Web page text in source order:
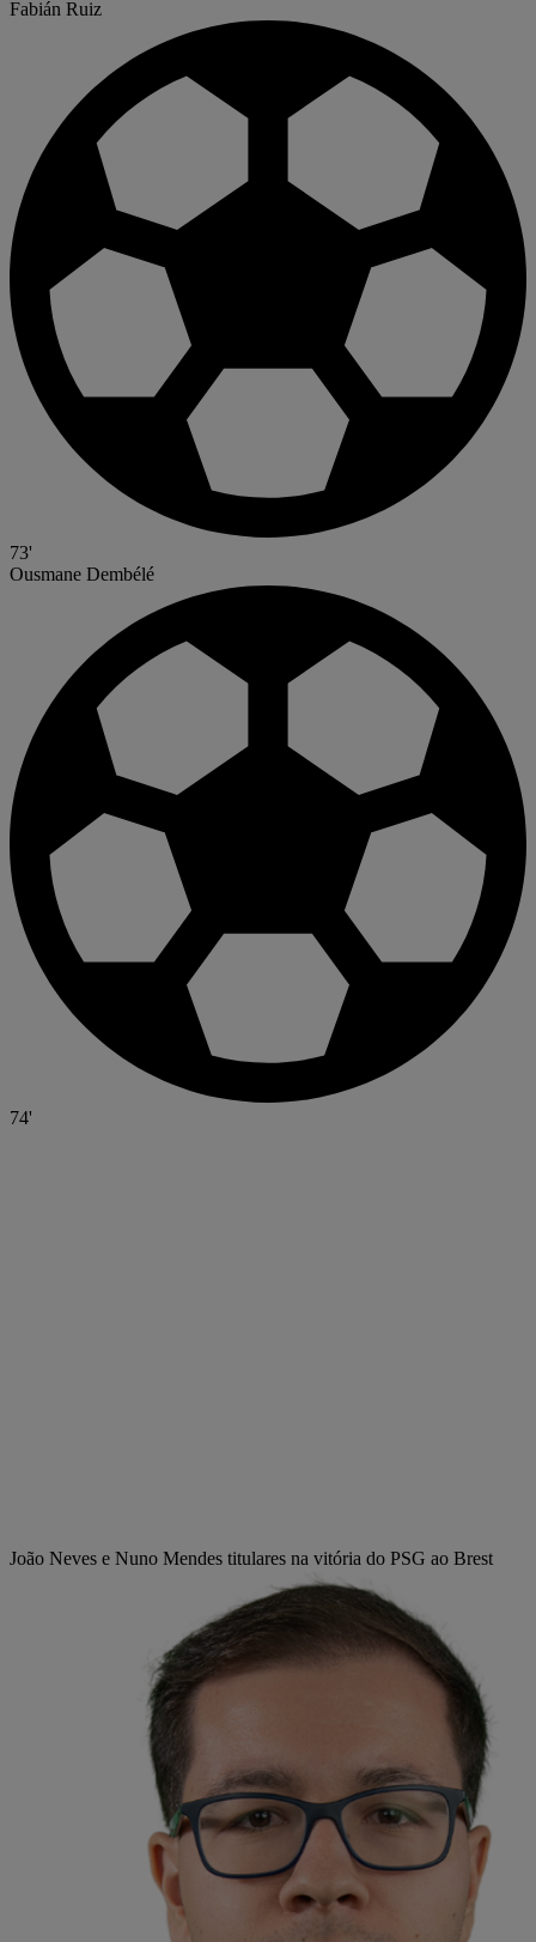
Fabián Ruiz
73'
Ousmane Dembélé
74'
João Neves e Nuno Mendes titulares na vitória do PSG ao Brest